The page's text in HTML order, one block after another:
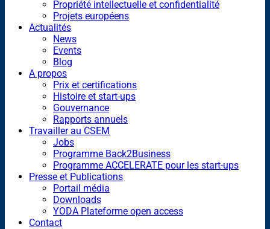
Propriété intellectuelle et confidentialité
Projets européens
Actualités
News
Events
Blog
A propos
Prix et certifications
Histoire et start-ups
Gouvernance
Rapports annuels
Travailler au CSEM
Jobs
Programme Back2Business
Programme ACCELERATE pour les start-ups
Presse et Publications
Portail média
Downloads
YODA Plateforme open access
Contact